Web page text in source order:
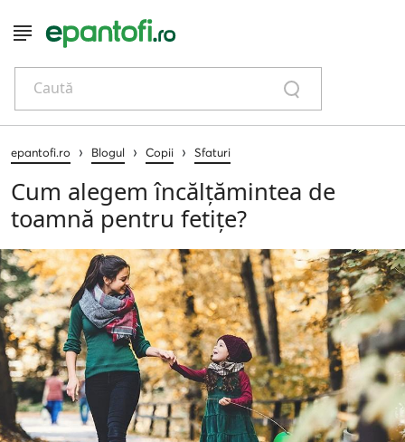
Caută
epantofi.ro › Blogul › Copii › Sfaturi
Cum alegem încălțămintea de
toamnă pentru fetițe?